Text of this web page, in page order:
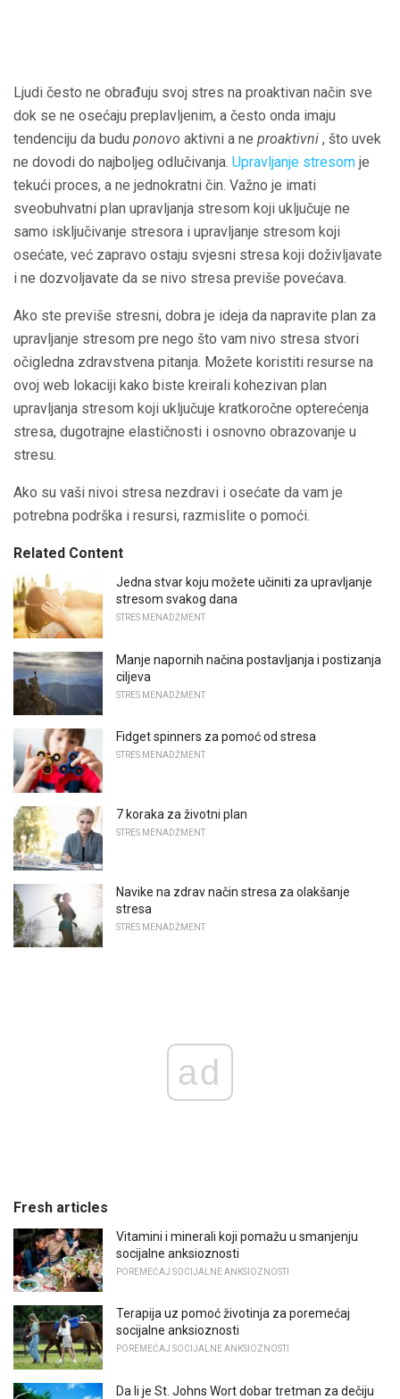
Ljudi često ne obrađuju svoj stres na proaktivan način sve
dok se ne osećaju preplavljenim, a često onda imaju
tendenciju da budu ponovo aktivni a ne proaktivni , što uvek
ne dovodi do najboljeg odlučivanja. Upravljanje stresom je
tekući proces, a ne jednokratni čin. Važno je imati
sveobuhvatni plan upravljanja stresom koji uključuje ne
samo isključivanje stresora i upravljanje stresom koji
osećate, već zapravo ostaju svjesni stresa koji doživljavate
i ne dozvoljavate da se nivo stresa previše povećava.
Ako ste previše stresni, dobra je ideja da napravite plan za
upravljanje stresom pre nego što vam nivo stresa stvori
očigledna zdravstvena pitanja. Možete koristiti resurse na
ovoj web lokaciji kako biste kreirali kohezivan plan
upravljanja stresom koji uključuje kratkoročne opterećenja
stresa, dugotrajne elastičnosti i osnovno obrazovanje u
stresu.
Ako su vaši nivoi stresa nezdravi i osećate da vam je
potrebna podrška i resursi, razmislite o pomoći.
Related Content
Jedna stvar koju možete učiniti za upravljanje
stresom svakog dana
STRES MENADŽMENT
Manje napornih načina postavljanja i postizanja
ciljeva
STRES MENADŽMENT
Fidget spinners za pomoć od stresa
STRES MENADŽMENT
7 koraka za životni plan
STRES MENADŽMENT
Navike na zdrav način stresa za olakšanje
stresa
STRES MENADŽMENT
ad
Fresh articles
Vitamini i minerali koji pomažu u smanjenju
socijalne anksioznosti
POREMEĆAJ SOCIJALNE ANKSIOZNOSTI
Terapija uz pomoć životinja za poremećaj
socijalne anksioznosti
POREMEĆAJ SOCIJALNE ANKSIOZNOSTI
Da li je St. Johns Wort dobar tretman za dečiju